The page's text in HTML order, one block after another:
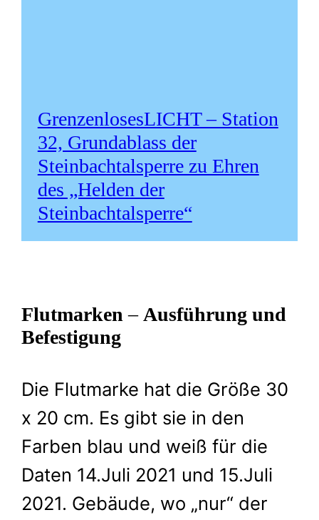
GrenzenlosesLICHT – Station
32, Grundablass der
Steinbachtalsperre zu Ehren
des „Helden der
Steinbachtalsperre“
Flutmarken– Ausführung und
Befestigung
Die Flutmarke hat die Größe 30
x 20 cm. Es gibt sie in den
Farben blau und weiß für die
Daten 14.Juli 2021 und 15.Juli
2021. Gebäude, wo „nur“ der